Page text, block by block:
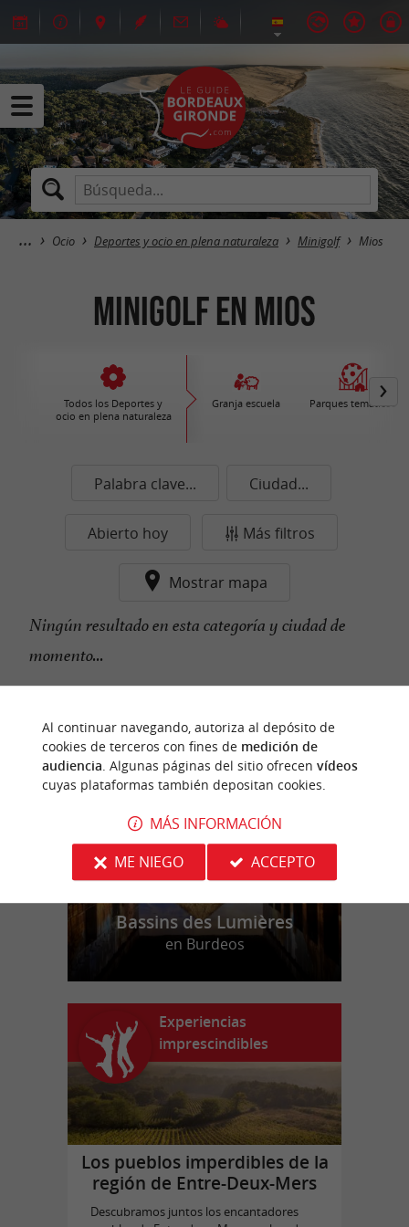
Ocio Deportes y ocio en plena naturaleza Minigolf Mios
Minigolf en Mios
Todos los Deportes y
ocio en plena naturaleza
Granja escuela Parques temáticos
Palabra clave... Ciudad...
Abierto hoy Más filtros
Mostrar mapa
Ningún resultado en esta categoría y ciudad de
momento...
n
u
e
s
t
r
o
f
a
v
o
r
i
t
o
Bassins des Lumières
en Burdeos
Experiencias
imprescindibles
Los pueblos imperdibles de la
región de Entre-Deux-Mers
Descubramos juntos los encantadores
Al continuar navegando, autoriza al depósito de
cookies de terceros con fines de medición de
audiencia. Algunas páginas del sitio ofrecen vídeos
cuyas plataformas también depositan cookies.
MÁS INFORMACIÓN
ME NIEGO
ACCEPTO